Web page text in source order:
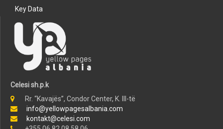
Key Data
Celesi sh.p.k
Rr. “Kavajës”, Condor Center, K. III-të
info@yellowpagesalbania.com
kontakt@celesi.com